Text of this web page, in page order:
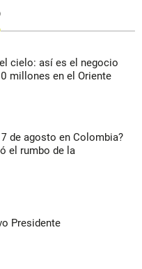
cielo: así es el negocio
millones en el Oriente
de agosto en Colombia?
el rumbo de la
Presidente